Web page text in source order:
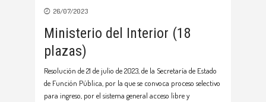
26/07/2023
Ministerio del Interior (18
plazas)
Resolución de 21 de julio de 2023, de la Secretaría de Estado
de Función Pública, por la que se convoca proceso selectivo
para ingreso, por el sistema general acceso libre y